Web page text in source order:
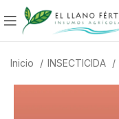
Inicio INSECTICIDA